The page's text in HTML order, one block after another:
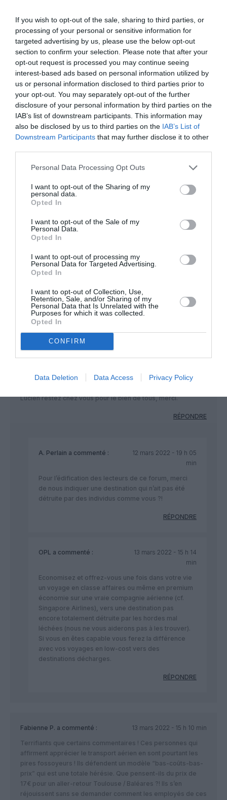
If you wish to opt-out of the sale, sharing to third parties, or
processing of your personal or sensitive information for
targeted advertising by us, please use the below opt-out
section to confirm your selection. Please note that after your
opt-out request is processed you may continue seeing
interest-based ads based on personal information utilized by
us or personal information disclosed to third parties prior to
your opt-out. You may separately opt-out of the further
disclosure of your personal information by third parties on the
IAB’s list of downstream participants. This information may
also be disclosed by us to third parties on the IAB’s List of
Downstream Participants that may further disclose it to other
Personal Data Processing Opt Outs
I want to opt-out of the Sharing of my
personal data.
Opted In
I want to opt-out of the Sale of my
Personal Data.
Opted In
I want to opt-out of processing my
Personal Data for Targeted Advertising.
Opted In
I want to opt-out of Collection, Use,
Retention, Sale, and/or Sharing of my
Personal Data that Is Unrelated with the
Purposes for which it was collected.
Opted In
CONFIRM
Data Deletion Data Access Privacy Policy
Le transport de masse bon marché qui
maltraite ses personnels, détruit
l’environnement et fait voyager des
hordes destructrices ne semblent pas
vous gêner…
RÉPONDRE
a commenté :
13 mars 2022 - 10 h 41
aérien ne pourra pas survivre avec une clientèle
fortunée. Le secteur se réduira donc à peau de
chagrin et ce sera la fin des aéroports.
Pioneer 300a commenté :
11 mars 2022 - 16 h 31 min
vont augmenter les taxes aéroportuaires histoire d en
rajouter une couche avec l augmentation du prix du pétrole
Parions …
RÉPONDRE
Lucien.M prends une corde stp 11 mars 2022 - 17 h 17 min
Lucien restez chez vous pour le bien de tous, merci.
RÉPONDRE
A. Perlain a commenté :
12 mars 2022 - 19 h 05
min
Pour l’édification des lecteurs de ce forum, merci
de nous indiquer une destination qui n’ait pas été
détruite par des individus comme vous ?!
RÉPONDRE
OPL a commenté :
13 mars 2022 - 15 h 14
min
Economisez et offrez-vous une fois dans votre vie
un voyage en classe affaires ou même en premium
économie sur une vraie compagnie aérienne (cf.
Singapore Airlines), vers une destination pas
encore totalement détruite par les hordes mal
léchées (nous ne vous aiderons pas à les trouver).
Si vous en êtes capable vous ferez la différence
avec vos voyages en low-cost vers des
destinations décharges.
RÉPONDRE
Fabienne P. a commenté :
13 mars 2022 - 15 h 10 min
Terrifiants que certains commentaires ! Ces personnes qui
affirment apprécier le transport aérien en sont pourtant les
pires fossoyeurs ! Ils défendent un modèle “bas-coûts-bas-
prix” qui est une totale hérésie. Que pensent-ils du prix de
17€ pour un aller-retour Toulouse / Baléares ?! Ils s’en
réjouissent sans se demander comment les employés de ces